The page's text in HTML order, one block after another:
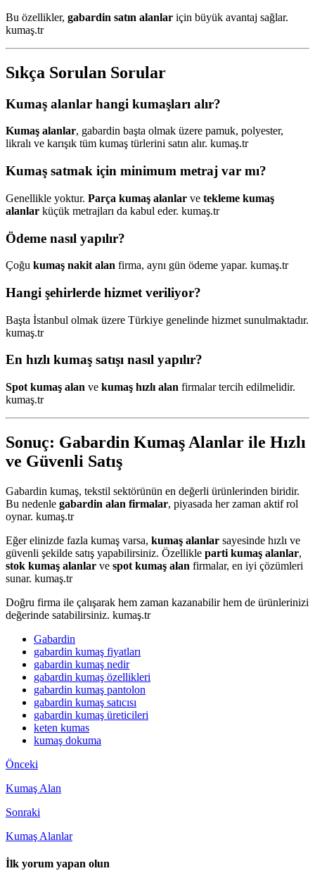
Bu özellikler, gabardin satın alanlar için büyük avantaj sağlar.
kumaş.tr
Sıkça Sorulan Sorular
Kumaş alanlar hangi kumaşları alır?
Kumaş alanlar, gabardin başta olmak üzere pamuk, polyester,
likralı ve karışık tüm kumaş türlerini satın alır. kumaş.tr
Kumaş satmak için minimum metraj var mı?
Genellikle yoktur. Parça kumaş alanlar ve tekleme kumaş
alanlar küçük metrajları da kabul eder. kumaş.tr
Ödeme nasıl yapılır?
Çoğu kumaş nakit alan firma, aynı gün ödeme yapar. kumaş.tr
Hangi şehirlerde hizmet veriliyor?
Başta İstanbul olmak üzere Türkiye genelinde hizmet sunulmaktadır.
kumaş.tr
En hızlı kumaş satışı nasıl yapılır?
Spot kumaş alan ve kumaş hızlı alan firmalar tercih edilmelidir.
kumaş.tr
Sonuç: Gabardin Kumaş Alanlar ile Hızlı
ve Güvenli Satış
Gabardin kumaş, tekstil sektörünün en değerli ürünlerinden biridir.
Bu nedenle gabardin alan firmalar, piyasada her zaman aktif rol
oynar. kumaş.tr
Eğer elinizde fazla kumaş varsa, kumaş alanlar sayesinde hızlı ve
güvenli şekilde satış yapabilirsiniz. Özellikle parti kumaş alanlar,
stok kumaş alanlar ve spot kumaş alan firmalar, en iyi çözümleri
sunar. kumaş.tr
Doğru firma ile çalışarak hem zaman kazanabilir hem de ürünlerinizi
değerinde satabilirsiniz. kumaş.tr
Gabardin
gabardin kumaş fiyatları
gabardin kumaş nedir
gabardin kumaş özellikleri
gabardin kumaş pantolon
gabardin kumaş satıcısı
gabardin kumaş üreticileri
keten kumas
kumaş dokuma
Önceki
Kumaş Alan
Sonraki
Kumaş Alanlar
İlk yorum yapan olun